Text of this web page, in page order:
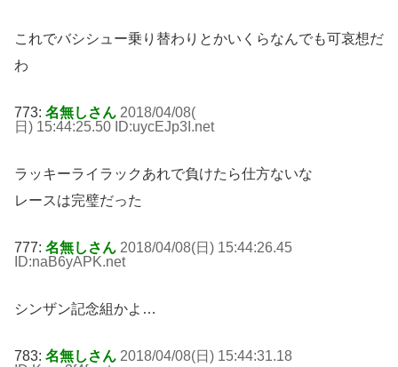
これでバシシュー乗り替わりとかいくらなんでも可哀想だ
わ
773: 名無しさん 2018/04/08(
日) 15:44:25.50 ID:uycEJp3I .net
ラッキーライラックあれで負けたら仕方ないな
レースは完璧だった
777: 名無しさん 2018/04/08(日) 15:44:26.45
ID:naB6yAPK.net
シンザン記念組かよ…
783: 名無しさん 2018/04/08(日) 15:44:31.18